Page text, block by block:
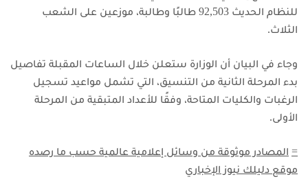
للنظام الحديث 92,503 طالبًا وطالبة، موزعين على الشعب
الثلاث.
وجاء في البيان أن الوزارة ستعلن خلال الساعات المقبلة تفاصيل
بدء المرحلة الثانية من التنسيق، التي تشمل مواعيد تسجيل
الرغبات والكليات المتاحة، وفقًا للأعداد المتبقية من المرحلة
الأولى.
= المصادر موثوقة من وسائل إعلامية عالمية حسب ما رصده
موقع دليلك نيوز الإخباري